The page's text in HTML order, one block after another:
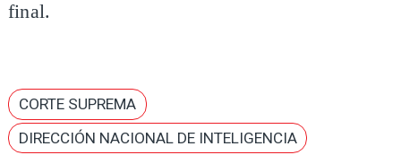
final.
CORTE SUPREMA
DIRECCIÓN NACIONAL DE INTELIGENCIA